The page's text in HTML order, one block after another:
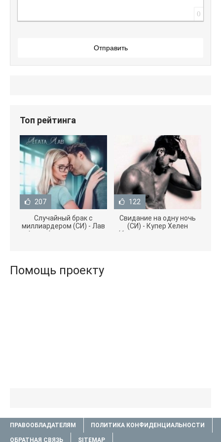
0
Отправить
Топ рейтинга
207
Случайный брак с
миллиардером (СИ) - Лав
Агата (полная версия
122
Свидание на одну ночь
(СИ) - Купер Хелен
(бесплатные серии книг
Помощь проекту
ПРАВООБЛАДАТЕЛЯМ ПОЛИТИКА КОНФИДЕНЦИАЛЬНОСТИ
ОБРАТНАЯ СВЯЗЬ SITEMAP